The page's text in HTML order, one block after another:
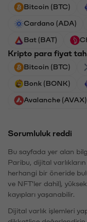
Bitcoin (BTC)
Cardano (ADA)
Bat (BAT)
Kripto para fiyat
Bitcoin (BTC)
Bonk (BONK)
Avalanche (AVAX)
Sorumluluk reddi
Bu sayfada yer alan
Paribu, dijital
herhangi bir öneride
ve NFT'ler dahil),
kayıpları yaşanabilir.
Dijital varlık işlemleri